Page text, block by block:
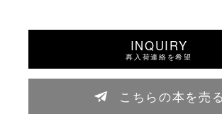
INQUIRY
再入荷連絡を希望
こちらの本を売る